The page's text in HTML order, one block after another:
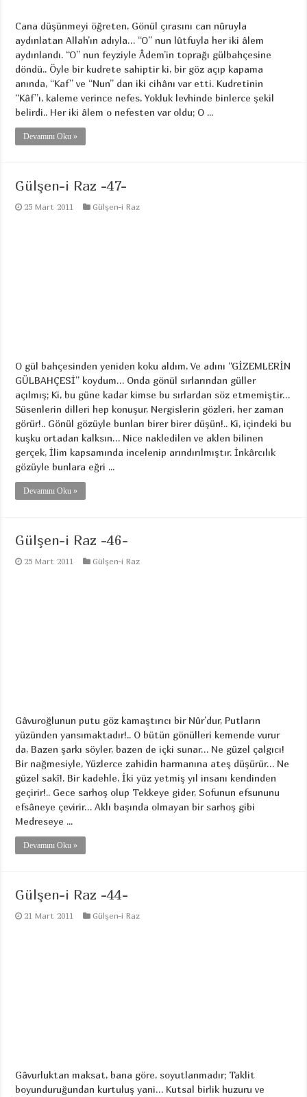
Cana düşünmeyi öğreten, Gönül çırasını can nûruyla
aydınlatan Allah’ın adıyla… “O” nun lûtfuyla her iki âlem
aydınlandı. “O” nun feyziyle Âdem’in toprağı gülbahçesine
döndü.. Öyle bir kudrete sahiptir ki, bir göz açıp kapama
anında, “Kaf” ve “Nun” dan iki cihânı var etti. Kudretinin
“Kâf”ı, kaleme verince nefes, Yokluk levhinde binlerce şekil
belirdi.. Her iki âlem o nefesten var oldu; O ...
Devamını Oku »
Gülşen-i Raz -47-
25 Mart 2011 Gülşen-i Raz
O gül bahçesinden yeniden koku aldım, Ve adını “GİZEMLERİN
GÜLBAHÇESİ” koydum… Onda gönül sırlarından güller
açılmış; Ki, bu güne kadar kimse bu sırlardan söz etmemiştir…
Süsenlerin dilleri hep konuşur, Nergislerin gözleri, her zaman
görür!.. Gönül gözüyle bunları birer birer düşün!.. Ki, içindeki bu
kuşku ortadan kalksın… Nice nakledilen ve aklen bilinen
gerçek, İlim kapsamında incelenip arındırılmıştır. İnkârcılık
gözüyle bunlara eğri ...
Devamını Oku »
Gülşen-i Raz -46-
25 Mart 2011 Gülşen-i Raz
Gâvuroğlunun putu göz kamaştırıcı bir Nûr’dur, Putların
yüzünden yansımaktadır!.. O bütün gönülleri kemende vurur
da, Bazen şarkı söyler, bazen de içki sunar… Ne güzel çalgıcı!
Bir nağmesiyle, Yüzlerce zahidin harmanına ateş düşürür… Ne
güzel sakî!. Bir kadehle, İki yüz yetmiş yıl insanı kendinden
geçirir!.. Gece sarhoş olup Tekkeye gider, Sofunun efsununu
efsâneye çevirir… Aklı başında olmayan bir sarhoş gibi
Medreseye ...
Devamını Oku »
Gülşen-i Raz -44-
21 Mart 2011 Gülşen-i Raz
Gâvurluktan maksat, bana göre, soyutlanmadır; Taklit
boyunduruğundan kurtuluş yani… Kutsal birlik huzuru ve